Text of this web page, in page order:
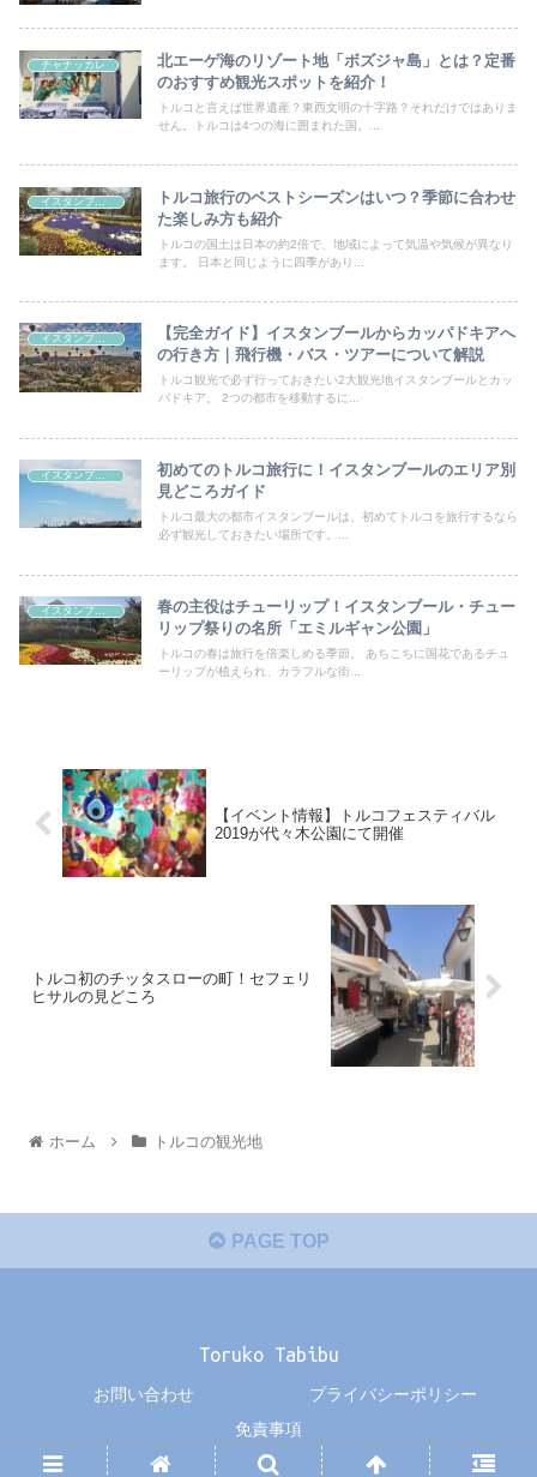
チャナッカレ
北エーゲ海のリゾート地「ボズジャ島」とは？定番
のおすすめ観光スポットを紹介！
トルコと言えば世界遺産？東西文明の十字路？それだけではありま
せん。トルコは4つの海に囲まれた国。...
トルコ旅行のベストシーズンはいつ？季節に合わせ
た楽しみ方も紹介
トルコの国土は日本の約2倍で、地域によって気温や気候が異なり
ます。 日本と同じように四季があり...
【完全ガイド】イスタンブールからカッパドキアへ
の行き方｜飛行機・バス・ツアーについて解説
トルコ観光で必ず行っておきたい2大観光地イスタンブールとカッ
パドキア。 2つの都市を移動するに...
初めてのトルコ旅行に！イスタンブールのエリア別
見どころガイド
トルコ最大の都市イスタンブールは、初めてトルコを旅行するなら
必ず観光しておきたい場所です。...
イスタンブール
春の主役はチューリップ！イスタンブール・チュー
リップ祭りの名所「エミルギャン公園」
トルコの春は旅行を倍楽しめる季節。 あちこちに国花であるチュ
ーリップが植えられ、カラフルな街...
【イベント情報】トルコフェスティバル
2019が代々木公園にて開催
トルコ初のチッタスローの町！セフェリ
ヒサルの見どころ
ホーム トルコの観光地
PAGE TOP
Toruko Tabibu
お問い合わせ
プライバシーポリシー
免責事項
© 2019 Toruko Tabibu.